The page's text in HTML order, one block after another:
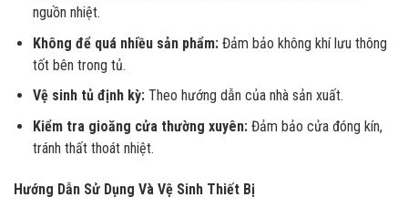
nguồn nhiệt.
Không để quá nhiều sản phẩm:Đảm bảo không khí lưu thông
tốt bên trong tủ.
Vệ sinh tủ định kỳ:Theo hướng dẫn của nhà sản xuất.
Kiểm tra gioăng cửa thường xuyên:Đảm bảo cửa đóng kín,
tránh thất thoát nhiệt.
Hướng Dẫn Sử Dụng Và Vệ Sinh Thiết Bị